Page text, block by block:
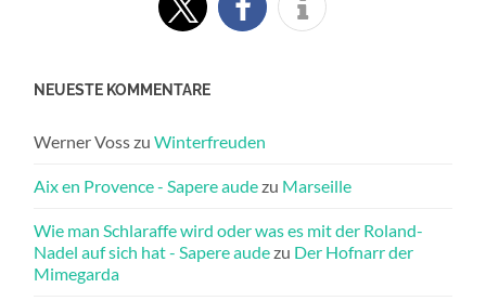
NEUESTE KOMMENTARE
Werner VosszuWinterfreuden
Aix en Provence - Sapere audezu Marseille
Wie man Schlaraffe wird oder was es mit der Roland-
Nadel auf sich hat - Sapere audezu Der Hofnarr der
Mimegarda